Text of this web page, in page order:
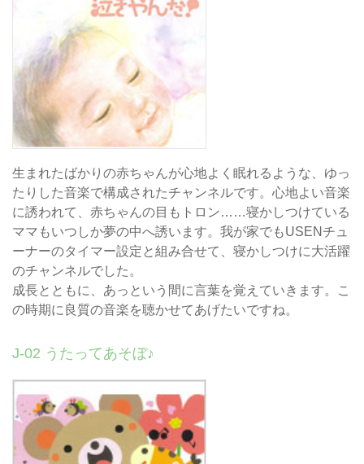
生まれたばかりの赤ちゃんが心地よく眠れるような、ゆっ
たりした音楽で構成されたチャンネルです。心地よい音楽
に誘われて、赤ちゃんの目もトロン……寝かしつけている
ママもいつしか夢の中へ誘います。我が家でもUSENチュ
ーナーのタイマー設定と組み合せて、寝かしつけに大活躍
のチャンネルでした。
成長とともに、あっという間に言葉を覚えていきます。こ
の時期に良質の音楽を聴かせてあげたいですね。
J-02 うたってあそぼ♪